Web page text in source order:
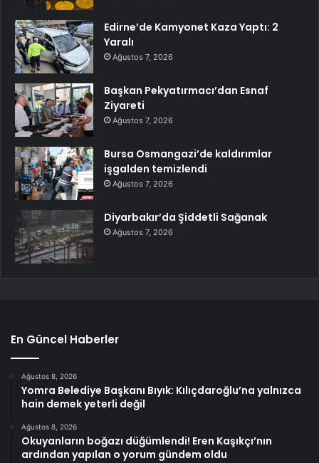
Edirne’de Kamyonet Kaza Yaptı: 2
Yaralı
Ağustos 7, 2026
Başkan Pekyatırmacı’dan Esnaf
Ziyareti
Ağustos 7, 2026
Bursa Osmangazi’de kaldırımlar
işgalden temizlendi
Ağustos 7, 2026
Diyarbakır’da Şiddetli Sağanak
Ağustos 7, 2026
En Güncel Haberler
Ağustos 8, 2026
Yomra Belediye Başkanı Bıyık: Kılıçdaroğlu’na yalnızca
hain demek yeterli değil
Ağustos 8, 2026
Okuyanların boğazı düğümlendi! Eren Kaşıkçı’nın
ardından yapılan o yorum gündem oldu